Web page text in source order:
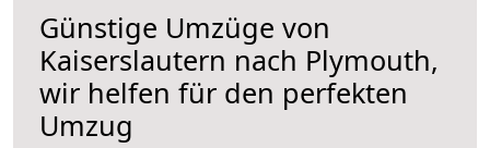
Günstige Umzüge von
Kaiserslautern nach Plymouth,
wir helfen für den perfekten
Umzug